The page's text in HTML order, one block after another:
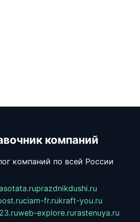
компаний
компаний по всей России
prazdnikdushi.ru
ciam-fr.rukraft-you.ru
web-explore.rurastenuya.ru